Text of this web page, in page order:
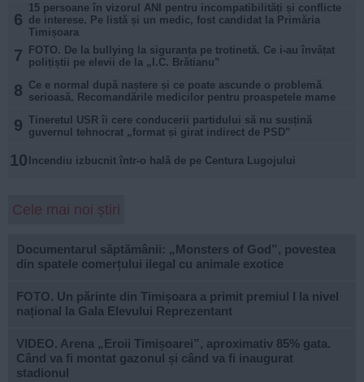
6
15 persoane în vizorul ANI pentru incompatibilități și conflicte
de interese. Pe listă și un medic, fost candidat la Primăria
Timișoara
7 FOTO. De la bullying la siguranța pe trotinetă. Ce i-au învățat
polițiștii pe elevii de la „I.C. Brătianu”
8 Ce e normal după naștere și ce poate ascunde o problemă
serioasă. Recomandările medicilor pentru proaspetele mame
9 Tineretul USR îi cere conducerii partidului să nu susțină
guvernul tehnocrat „format și girat indirect de PSD”
10 Incendiu izbucnit într-o hală de pe Centura Lugojului
Cele mai noi știri
Documentarul săptămânii: „Monsters of God”, povestea
din spatele comerțului ilegal cu animale exotice
FOTO. Un părinte din Timișoara a primit premiul I la nivel
național la Gala Elevului Reprezentant
VIDEO. Arena „Eroii Timișoarei”, aproximativ 85% gata.
Când va fi montat gazonul și când va fi inaugurat
stadionul